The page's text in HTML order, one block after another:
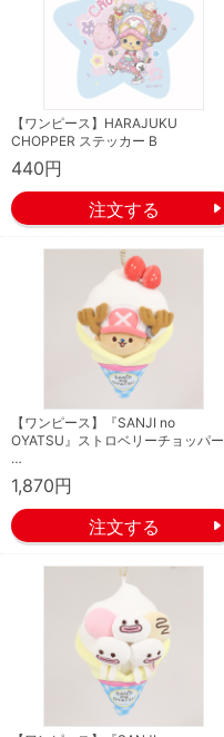
【ワンピース】HARAJUKU
CHOPPER ステッカー B
440円
【ワンピース】『SANJI no
OYATSU』ストロベリーチョッパー
…
1,870円